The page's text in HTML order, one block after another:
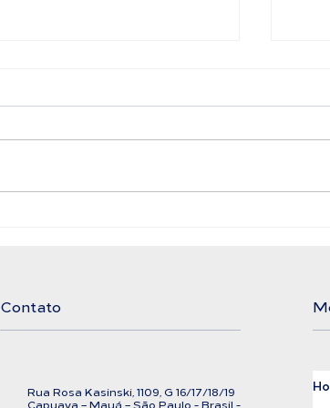
Contato
Rua Rosa Kasinski, 1109, G 16/17/18/19
Capuava – Mauá – São Paulo - Brasil -